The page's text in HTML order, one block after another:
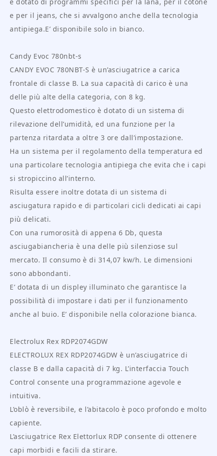
e per il jeans, che si avvalgono anche della tecnologia
antipiega.E’ disponibile solo in bianco.
Candy Evoc 780nbt-s
CANDY EVOC 780NBT-S è un’asciugatrice a carica
frontale di classe B. La sua capacità di carico è una
delle più alte della categoria, con 8 kg.
Questo elettrodomestico è dotato di un sistema di
rilevazione dell’umidità, ed una funzione per la
partenza ritardata a oltre 3 ore dall’impostazione.
Ha un sistema per il regolamento della temperatura ed
una particolare tecnologia antipiega che evita che i capi
si stropiccino all’interno.
Risulta essere inoltre dotata di un sistema di
asciugatura rapido e di particolari cicli dedicati ai capi
più delicati.
Con una rumorosità di appena 6 Db, questa
asciugabiancheria è una delle più silenziose sul
mercato. Il consumo è di 314,07 kw/h. Le dimensioni
sono abbondanti.
E’ dotata di un displey illuminato che garantisce la
possibilità di impostare i dati per il funzionamento
anche al buio. E’ disponibile nella colorazione bianca.
Electrolux Rex RDP2074GDW
ELECTROLUX REX RDP2074GDW è un’asciugatrice di
classe B e dalla capacità di 7 kg. L’interfaccia Touch
Control consente una programmazione agevole e
intuitiva.
L’oblò è reversibile, e l’abitacolo è poco profondo e molto
capiente.
L’asciugatrice Rex Elettorlux RDP consente di ottenere
capi morbidi e facili da stirare.